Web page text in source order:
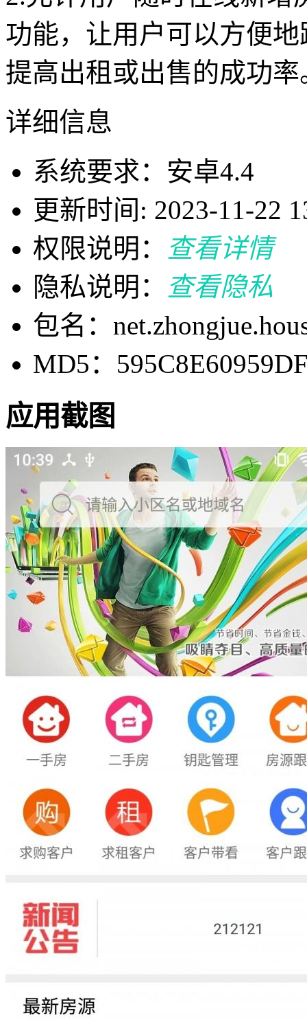
功能，让用户可以方便
提高出租或出售的成功率
详细信息
系统要求：安卓4.4
更新时间: 2023-11-22
权限说明：
查看详情
隐私说明：
查看隐私
包名：
MD5：
应用截图